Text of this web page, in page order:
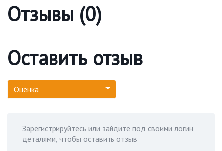
Отзывы (0)
Оставить отзыв
Оценка